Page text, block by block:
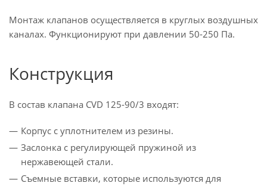
Монтаж клапанов осуществляется в круглых воздушных
каналах. Функционируют при давлении 50-250 Па.
Конструкция
В состав клапана CVD 125-90/3 входят:
Корпус с уплотнителем из резины.
Заслонка с регулирующей пружиной из
нержавеющей стали.
Съемные вставки, которые используются для